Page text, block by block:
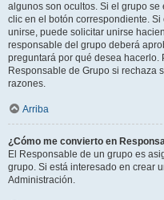
algunos son ocultos. Si el grupo
clic en el botón correspondiente.
unirse, puede solicitar unirse
responsable del grupo deberá
preguntará por qué desea hacerlo.
Responsable de Grupo si rechaza
razones.
Arriba
¿Cómo me convierto en
El Responsable de un grupo es
grupo. Si está interesado en crear
Administración.